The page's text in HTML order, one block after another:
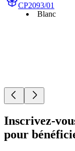
CP2093/01
Blanc
Inscrivez-
pour